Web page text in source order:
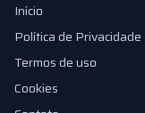
Início
Política de Privacidade
Termos de uso
Cookies